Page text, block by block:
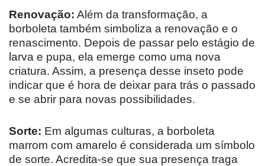
Renovação: Além da transformação, a
borboleta também simboliza a renovação e o
renascimento. Depois de passar pelo estágio de
larva e pupa, ela emerge como uma nova
criatura. Assim, a presença desse inseto pode
indicar que é hora de deixar para trás o passado
e se abrir para novas possibilidades.
Sorte: Em algumas culturas, a borboleta
marrom com amarelo é considerada um símbolo
de sorte. Acredita-se que sua presença traga